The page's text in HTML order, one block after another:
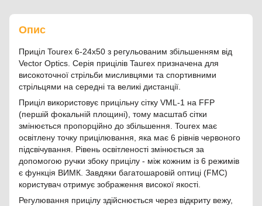
Опис
Приціл Tourex 6-24x50 з регульованим збільшенням від
Vector Optics. Серія прицілів Taurex призначена для
високоточної стрільби мисливцями та спортивними
стрільцями на середні та великі дистанції.
Приціл використовує прицільну сітку VML-1 на FFP
(першій фокальній площині), тому масштаб сітки
змінюється пропорційно до збільшення. Tourex має
освітлену точку прицілювання, яка має 6 рівнів червоного
підсвічування. Рівень освітленості змінюється за
допомогою ручки збоку прицілу - між кожним із 6 режимів
є функція ВИМК. Завдяки багатошаровій оптиці (FMC)
користувач отримує зображення високої якості.
Регулювання прицілу здійснюється через відкриту вежу,